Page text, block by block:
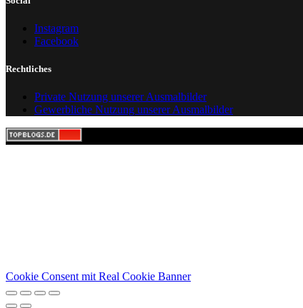
Instagram
Facebook
Rechtliches
Private Nutzung unserer Ausmalbilder
Gewerbliche Nutzung unserer Ausmalbilder
Cookie Consent mit Real Cookie Banner